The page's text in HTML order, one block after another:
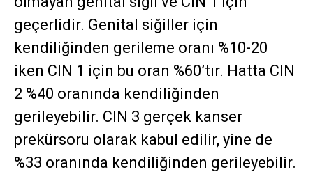
geçerlidir. Genital siğiller için
kendiliğinden gerileme oranı %10-20
iken CIN 1 için bu oran %60’tır. Hatta CIN
2 %40 oranında kendiliğinden
gerileyebilir. CIN 3 gerçek kanser
prekürsoru olarak kabul edilir, yine de
%33 oranında kendiliğinden gerileyebilir.